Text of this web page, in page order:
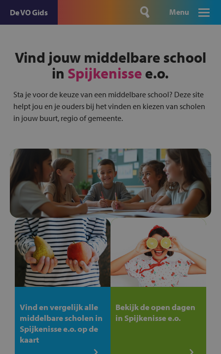
De VO Gids Menu
Vind jouw middelbare school
in Spijkenisse e.o.
Sta je voor de keuze van een middelbare school? Deze site
helpt jou en je ouders bij het vinden en kiezen van scholen
in jouw buurt, regio of gemeente.
Vind en vergelijk alle
middelbare scholen in
Spijkenisse e.o. op de
kaart
Bekijk de open dagen
in Spijkenisse e.o.